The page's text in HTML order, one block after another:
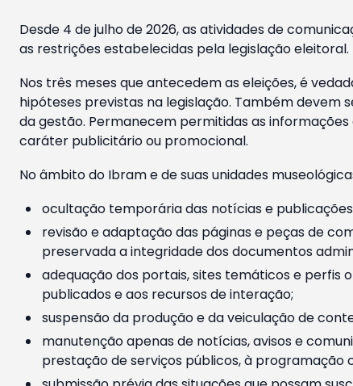
Desde 4 de julho de 2026, as atividades de
as restrições estabelecidas pela legislação eleitoral.
Nos três meses que antecedem as eleições, é
hipóteses previstas na legislação. Também devem
da gestão. Permanecem permitidas as
caráter publicitário ou promocional.
No âmbito do Ibram e de suas unidades
ocultação temporária das notícias e
revisão e adaptação das páginas e peças de
preservada a integridade dos documentos
adequação dos portais, sites temáticos e perfis
publicados e aos recursos de interação;
suspensão da produção e da veiculação de
manutenção apenas de notícias, avisos e
prestação de serviços públicos, à